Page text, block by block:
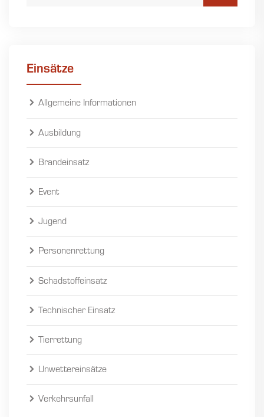
Einsätze
Allgemeine Informationen
Ausbildung
Brandeinsatz
Event
Jugend
Personenrettung
Schadstoffeinsatz
Technischer Einsatz
Tierrettung
Unwettereinsätze
Verkehrsunfall